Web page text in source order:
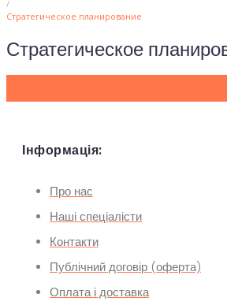
/
Стратегическое планирование
Стратегическое
Інформація:
Про нас
Наші спеціалісти
Контакти
Публічний договір (оферта)
Оплата і доставка